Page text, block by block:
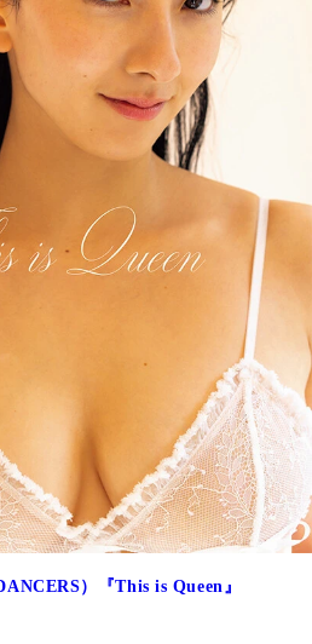
）『This is Queen』